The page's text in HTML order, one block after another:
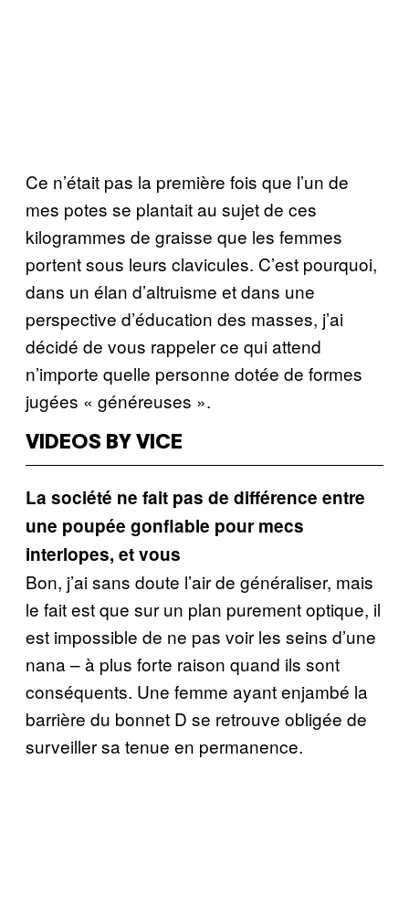
Ce n’était pas la première fois que l’un de
mes potes se plantait au sujet de ces
kilogrammes de graisse que les femmes
portent sous leurs clavicules. C’est pourquoi,
dans un élan d’altruisme et dans une
perspective d’éducation des masses, j’ai
décidé de vous rappeler ce qui attend
n’importe quelle personne dotée de formes
jugées « généreuses ».
VIDEOS BY VICE
La société ne fait pas de différence entre
une poupée gonflable pour mecs
interlopes, et vous
Bon, j’ai sans doute l’air de généraliser, mais
le fait est que sur un plan purement optique, il
est impossible de ne pas voir les seins d’une
nana – à plus forte raison quand ils sont
conséquents. Une femme ayant enjambé la
barrière du bonnet D se retrouve obligée de
surveiller sa tenue en permanence.